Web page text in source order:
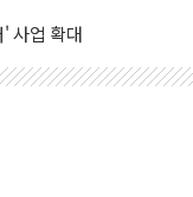
사업 확대
매입
억원…상반기 역대 최대
산으로 넓힌다